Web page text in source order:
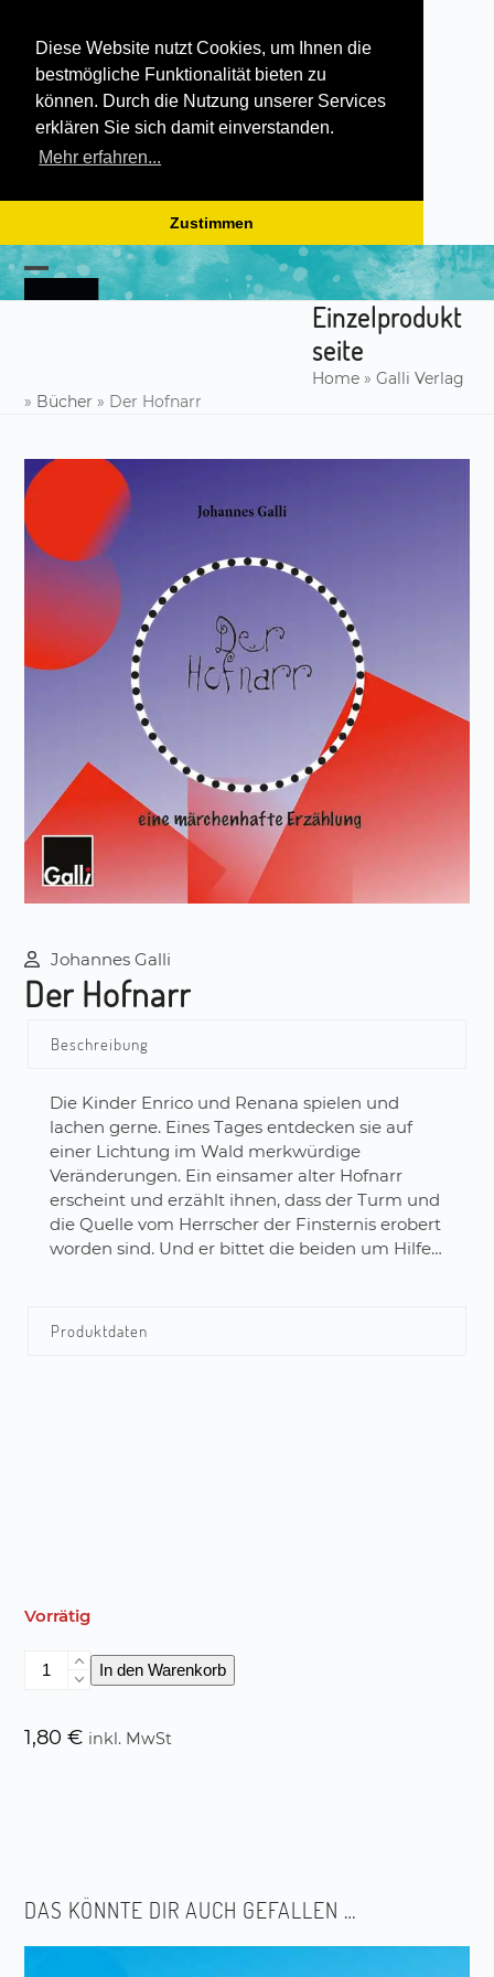
Diese Website nutzt Cookies, um Ihnen die
bestmögliche Funktionalität bieten zu
können. Durch die Nutzung unserer Services
erklären Sie sich damit einverstanden.
Mehr erfahren...
Zustimmen
Skip
to
content
Open
Close
Einzelprodukt
seite
Home» Galli Verlag
» Bücher » Der Hofnarr
Johannes Galli
Der Hofnarr
Beschreibung
Die Kinder Enrico und Renana spielen und
lachen gerne. Eines Tages entdecken sie auf
einer Lichtung im Wald merkwürdige
Veränderungen. Ein einsamer alter Hofnarr
erscheint und erzählt ihnen, dass der Turm und
die Quelle vom Herrscher der Finsternis erobert
worden sind. Und er bittet die beiden um Hilfe…
Produktdaten
Vorrätig
Der
Hofnarr
In den Warenkorb
1,80€ inkl. MwSt
DAS KÖNNTE DIR AUCH GEFALLEN …